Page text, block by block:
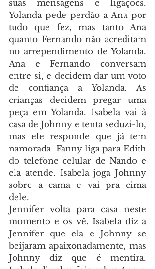
suas mensagens e ligações.
Yolanda pede perdão a Ana por
tudo que fez, mas tanto Ana
quanto Fernando não acreditam
no arrependimento de Yolanda.
Ana e Fernando conversam
entre si, e decidem dar um voto
de confiança a Yolanda. As
crianças decidem pregar uma
peça em Yolanda. Isabela vai à
casa de Johnny e tenta seduzi-lo,
mas ele responde que já tem
namorada. Fanny liga para Edith
do telefone celular de Nando e
ela atende. Isabela joga Johnny
sobre a cama e vai pra cima
dele.
Jennifer volta para casa neste
momento e os vê. Isabela diz a
Jennifer que ela e Johnny se
beijaram apaixonadamente, mas
Johnny diz que é mentira.